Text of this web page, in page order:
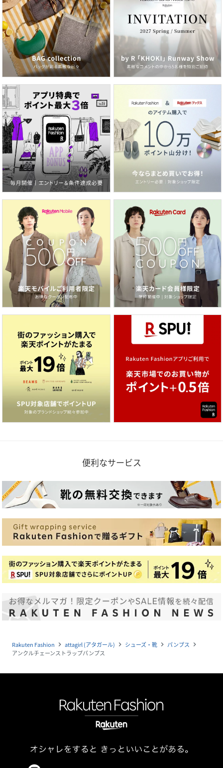
便利なサービス
Rakuten Fashion navigate_next attagirl (アタガール) navigate_next シューズ・靴 navigate_next パンプス navigate_next
アンクルチェーンストラップパンプス